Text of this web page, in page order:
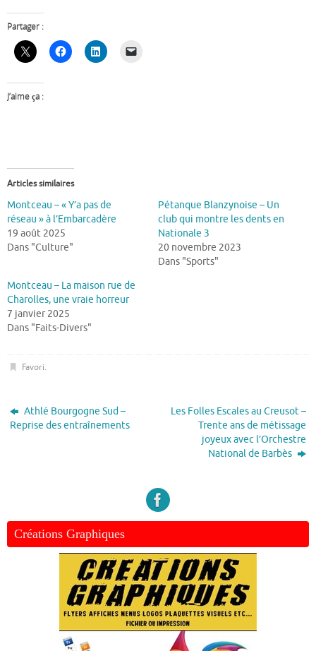
Partager :
J’aime ça :
Articles similaires
Montceau – « Y’a pas de
réseau » à l’Embarcadère
19 août 2025
Dans "Culture"
Pétanque Blanzynoise – Un
club qui montre les dents en
Nationale 3
20 novembre 2023
Dans "Sports"
Montceau – La maison rue de
Charolles, une vraie horreur
7 janvier 2025
Dans "Faits-Divers"
Favori.
Athlé Bourgogne Sud –
Reprise des entraînements
Les Folles Escales au Creusot –
Trente ans de métissage
joyeux avec l’Orchestre
National de Barbès
Créations Graphiques